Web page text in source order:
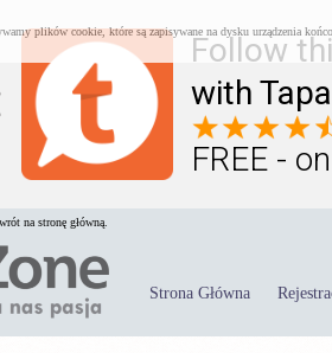
Follow
with
FREE -
plików cookie, które są zapisywane na dysku urządzenia
na stronę główną.
Strona Główna